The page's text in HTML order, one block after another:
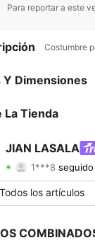
Para reportar a este
Costumbre
Y Dimensiones
La Tienda
JIAN LASALA
4.72
1***8
c***restá
4.72
Todos los artículos